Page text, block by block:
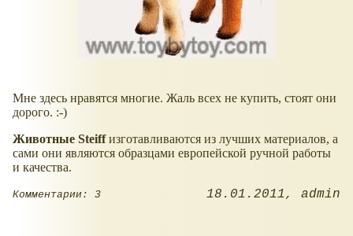
Мне здесь нравятся многие. Жаль всех не купить, стоят они
дорого. :-)
Животные Steiffизготавливаются из лучших материалов, а
сами они являются образцами европейской ручной работы
и качества.
Комментарии: 3 18.01.2011 admin